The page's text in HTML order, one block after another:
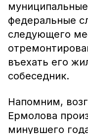
федеральные
следующего
въехать его
собеседник.
Напомним,
Ермолова
минувшего